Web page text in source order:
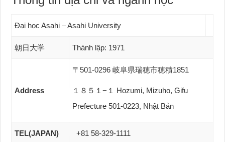
Đại học Asahi – Asahi University
朝日大学 Thành lập: 1971
Address
〒501-0296 岐阜県瑞穂市穂積1851
１８５１−１ Hozumi, Mizuho, Gifu
Prefecture 501-0223, Nhật Bản
TEL(JAPAN) +81 58-329-1111